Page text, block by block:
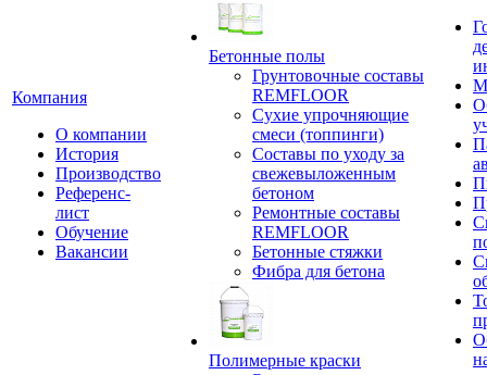
Компания
О компании
История
Производство
Референс-
лист
Обучение
Вакансии
Бетонные полы
Грунтовочные составы
REMFLOOR
Сухие упрочняющие
смеси (топпинги)
Составы по уходу за
свежевыложенным
бетоном
Ремонтные составы
REMFLOOR
Бетонные стяжки
Фибра для бетона
Полимерные краски